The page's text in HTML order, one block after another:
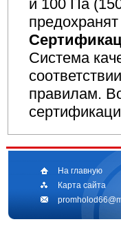
и 100 Па
Система
правилам.
На главную
Карта сайта